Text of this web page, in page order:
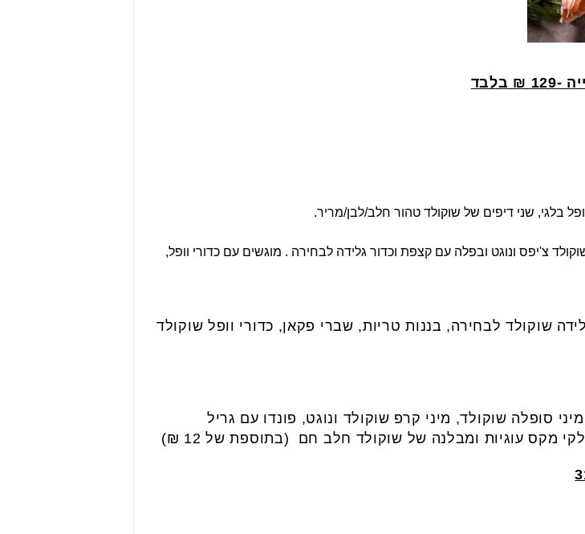
בלבד
בלגי, שני דיפים של שוקולד טהור חלב/לבן/מריר.
צ'יפס ונוגט ובפלה עם קצפת וכדור גלידה לבחירה . מוגשים עם כדורי וופל,
שוקולד לבחירה, בננות טריות, שברי פקאן, כדורי וופל שוקולד
סופלה שוקולד, מיני קרפ שוקולד ונוגט, פונדו עם גריל
מקס עוגיות ומבלנה של שוקולד חלב חם (בתוספת של 12 ₪)